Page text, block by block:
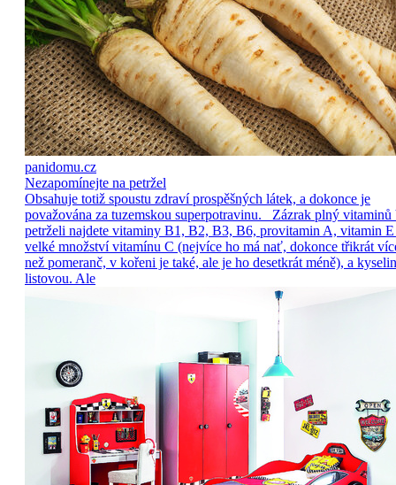
panidomu.cz
Nezapomínejte na petržel
Obsahuje totiž spoustu zdraví prospěšných látek, a dokonce je
považována za tuzemskou superpotravinu. Zázrak plný vitaminů
petrželi najdete vitaminy B1, B2, B3, B6, provitamin A, vitamin E
velké množství vitamínu C (nejvíce ho má nať, dokonce třikrát
než pomeranč, v kořeni je také, ale je ho desetkrát méně), a
listovou. Ale